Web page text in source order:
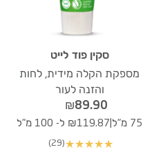
סקין פוד לייט
מספקת הקלה מידית, לחות
והזנה לעור
₪89.90
75 מ"ל ₪119.87 ל- 100 מ"ל
★
★
★
★
★
(29)